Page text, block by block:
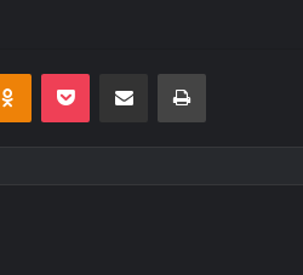
Odnoklassniki
Pocket E-Posta ile paylaş Yazdır